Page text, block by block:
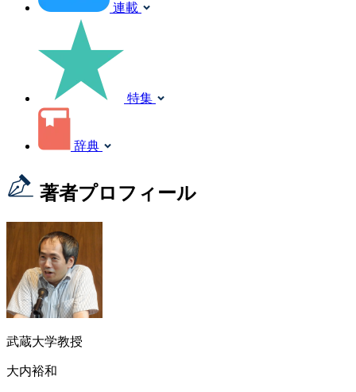
連載
特集
辞典
著者プロフィール
武蔵大学教授
大内裕和